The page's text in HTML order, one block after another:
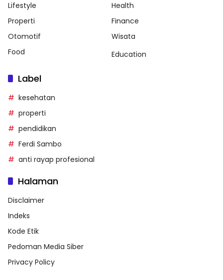
Lifestyle
Health
Properti
Finance
Otomotif
Wisata
Food
Education
Label
kesehatan
properti
pendidikan
Ferdi Sambo
anti rayap profesional
Halaman
Disclaimer
Indeks
Kode Etik
Pedoman Media Siber
Privacy Policy